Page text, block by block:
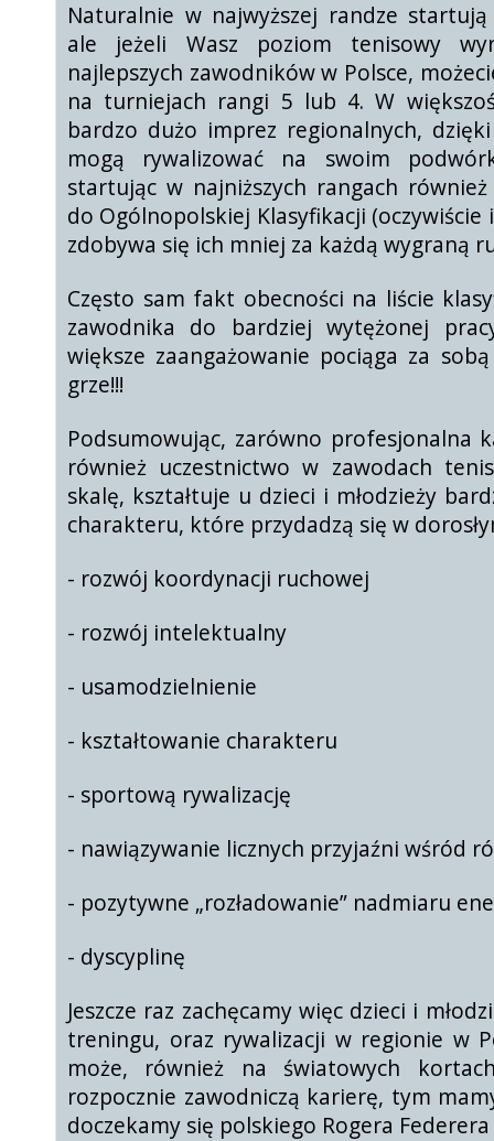
Naturalnie w najwyższej randze
ale jeżeli Wasz poziom tenisowy
najlepszych zawodników w Polsce,
na turniejach rangi 5 lub 4. W
bardzo dużo imprez regionalnych,
mogą rywalizować na swoim
startując w najniższych rangach
do Ogólnopolskiej Klasyfikacji
zdobywa się ich mniej za każdą wygraną
Często sam fakt obecności na liście
zawodnika do bardziej wytężonej
większe zaangażowanie pociąga za
grze!!!
Podsumowując, zarówno profesjonalna
również uczestnictwo w zawodach
skalę, kształtuje u dzieci i młodzieży
charakteru, które przydadzą się w
- rozwój koordynacji ruchowej
- rozwój intelektualny
- usamodzielnienie
- kształtowanie charakteru
- sportową rywalizację
- nawiązywanie licznych przyjaźni wśród
- pozytywne „rozładowanie” nadmiaru
- dyscyplinę
Jeszcze raz zachęcamy więc dzieci i
treningu, oraz rywalizacji w regionie w
może, również na światowych
rozpocznie zawodniczą karierę, tym
doczekamy się polskiego Rogera